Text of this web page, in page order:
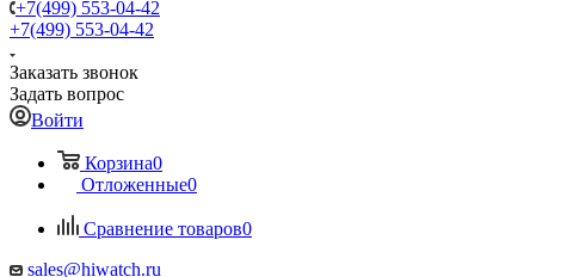
+7(499) 553-04-42
+7(499) 553-04-42
Заказать звонок
Задать вопрос
Войти
Корзина0
Отложенные0
Сравнение товаров0
sales@hiwatch.ru